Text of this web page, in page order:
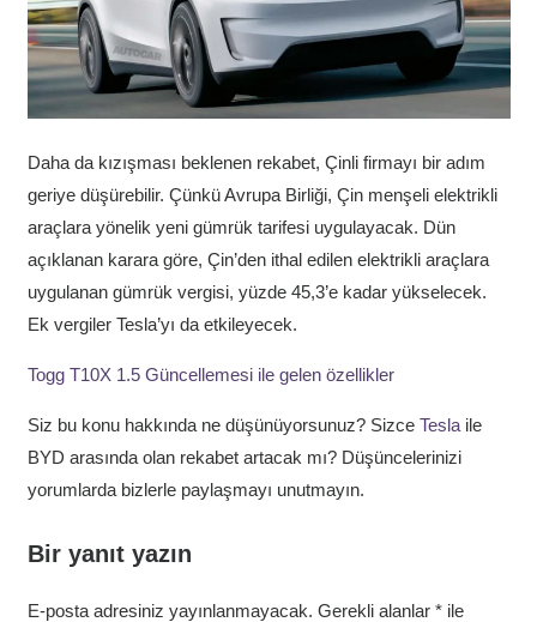
Daha da kızışması beklenen rekabet, Çinli firmayı bir adım
geriye düşürebilir. Çünkü Avrupa Birliği, Çin menşeli elektrikli
araçlara yönelik yeni gümrük tarifesi uygulayacak. Dün
açıklanan karara göre, Çin’den ithal edilen elektrikli araçlara
uygulanan gümrük vergisi, yüzde 45,3’e kadar yükselecek.
Ek vergiler Tesla’yı da etkileyecek.
Togg T10X 1.5 Güncellemesi ile gelen özellikler
Siz bu konu hakkında ne düşünüyorsunuz? Sizce Teslaile
BYD arasında olan rekabet artacak mı? Düşüncelerinizi
yorumlarda bizlerle paylaşmayı unutmayın.
Bir yanıt yazın
E-posta adresiniz yayınlanmayacak. Gerekli alanlar *ile